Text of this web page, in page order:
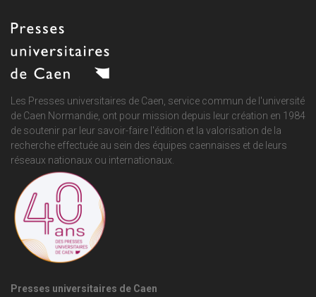
Les Presses universitaires de Caen, service commun de l'université
de Caen Normandie, ont pour mission depuis leur création en 1984
de soutenir par leur savoir-faire l'édition et la valorisation de la
recherche effectuée au sein des équipes caennaises et de leurs
réseaux nationaux ou internationaux.
Presses universitaires de Caen